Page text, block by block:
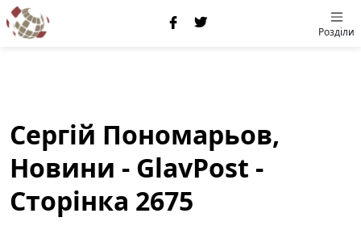
Розділи
Сергій Пономарьов,
Новини - GlavPost -
Сторінка 2675